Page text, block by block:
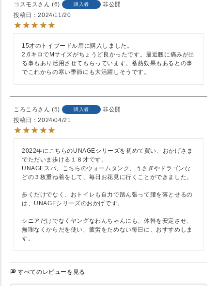
コスモス 6 購入者
非公開
投稿日
2024/11/20
15才のトイプードル用に購入しました。
2.6キロでMサイズがちょうど良かったです。最近腰に痛みが出
る事もあり活用させてもらっています。蓄熱効果もあるとの事
でこれからの寒い季節にも大活躍しそうです。
ころころ 5 購入者
非公開
投稿日
2024/04/21
2022年にこちらのUNAGEシリーズを初めて買い、おかげさま
でただいま歩ける１８才です。
UNAGEスパ、こちらのウォームタンク、うさぎやドラゴンな
どの３枚重ね着をして、毎日お花見に行くことができました。
歩くだけでなく、おトイレも自力で踏ん張って腰を落とせるの
は、UNAGEシリーズのおかげです。
シニアだけでなくヤングなわんちゃんにも、体幹を安定させ、
無理なくからだを使い、疲労をためない毎日に、おすすめしま
す。
すべてのレビューを見る